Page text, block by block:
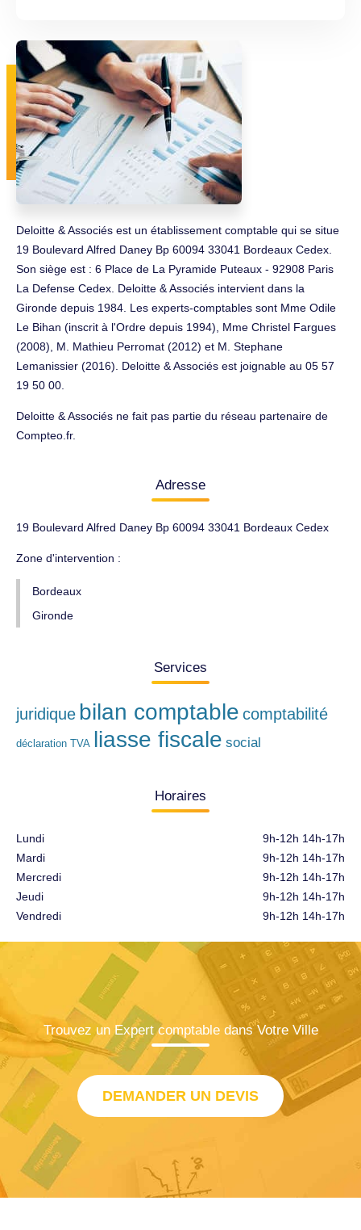
Deloitte & Associés est un établissement comptable qui se situe
19 Boulevard Alfred Daney Bp 60094 33041 Bordeaux Cedex.
Son siège est : 6 Place de La Pyramide Puteaux - 92908 Paris
La Defense Cedex. Deloitte & Associés intervient dans la
Gironde depuis 1984. Les experts-comptables sont Mme Odile
Le Bihan (inscrit à l'Ordre depuis 1994), Mme Christel Fargues
(2008), M. Mathieu Perromat (2012) et M. Stephane
Lemanissier (2016). Deloitte & Associés est joignable au 05 57
19 50 00.
Deloitte & Associés ne fait pas partie du réseau partenaire de
Compteo.fr.
Adresse
19 Boulevard Alfred Daney Bp 60094 33041 Bordeaux Cedex
Zone d'intervention :
Bordeaux
Gironde
Services
juridique bilan comptable comptabilité
déclaration TVA liasse fiscale social
Horaires
Lundi
Mardi
Mercredi
Jeudi
Vendredi
9h-12h 14h-17h
9h-12h 14h-17h
9h-12h 14h-17h
9h-12h 14h-17h
9h-12h 14h-17h
Trouvez un Expert comptable dans Votre Ville
DEMANDER UN DEVIS